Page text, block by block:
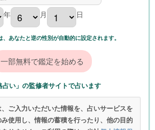
年 月 日
、あなたと逆の性別が自動的に設定されます。
占い」の監修者サイトで占います
ご入力いただいた情報を、占いサービスを
使用し、情報の蓄積を行ったり、他の目的